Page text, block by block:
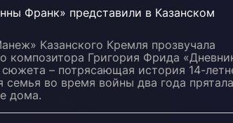
Франк» представили в Казанском
Казанского Кремля прозвучала
композитора Григория Фрида
– потрясающая история 14-
семья во время войны два года
дома.